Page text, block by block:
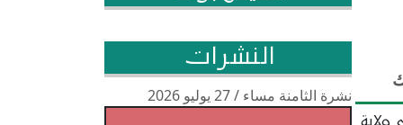
النشرات
نشرة الثامنة مساء / 27 يوليو 2026